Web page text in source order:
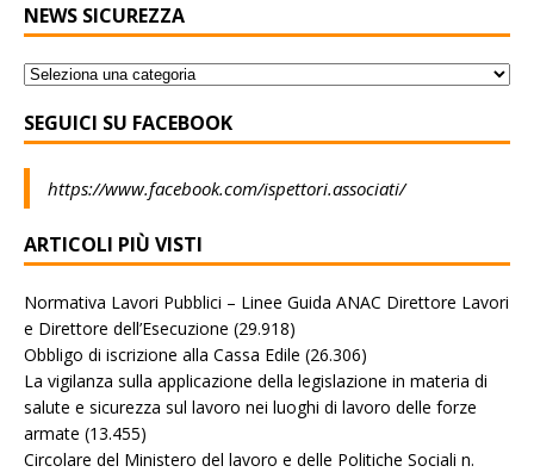
NEWS SICUREZZA
SEGUICI SU FACEBOOK
https://www.facebook.com/ispettori.associati/
ARTICOLI PIÙ VISTI
Normativa Lavori Pubblici – Linee Guida ANAC Direttore Lavori
e Direttore dell’Esecuzione (29.918)
Obbligo di iscrizione alla Cassa Edile (26.306)
La vigilanza sulla applicazione della legislazione in materia di
salute e sicurezza sul lavoro nei luoghi di lavoro delle forze
armate (13.455)
Circolare del Ministero del lavoro e delle Politiche Sociali n.